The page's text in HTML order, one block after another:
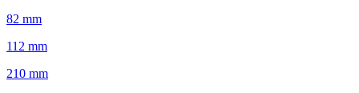
82 mm
112 mm
210 mm